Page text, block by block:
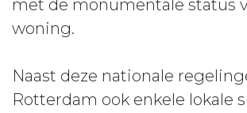
met de monumentale status
woning.
Naast deze nationale
Rotterdam ook enkele lokale